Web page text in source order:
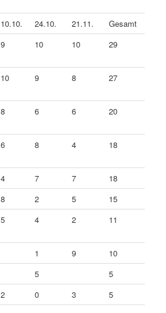
10.10. 24.10. 21.11.
Gesamt
9 10 10 29
10 9 8 27
8 6 6 20
6 8 4 18
4 7 7
18
8 2 5
15
5 4 2 11
1 9
10
5
5
2 0 3
5